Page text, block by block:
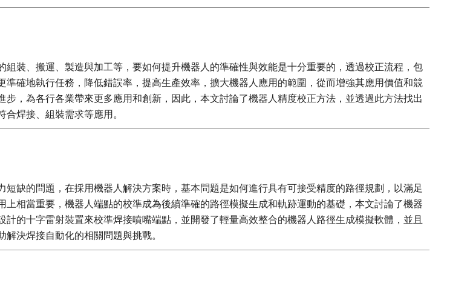
裝、搬運、製造與加工等，要如何提升機器人的準確性與效能是十分重要的，透過校正流程，包
確地執行任務，降低錯誤率，提高生產效率，擴大機器人應用的範圍，從而增強其應用價值和競
，為各行各業帶來更多應用和創新，因此，本文討論了機器人精度校正方法，並透過此方法找出
焊接、組裝需求等應用。
缺的問題，在採用機器人解決方案時，基本問題是如何進行具有可接受精度的路徑規劃，以滿足
相當重要，機器人端點的校準成為後續準確的路徑模擬生成和軌跡運動的基礎，本文討論了機器
的十字雷射裝置來校準焊接噴嘴端點，並開發了輕量高效整合的機器人路徑生成模擬軟體，並且
決焊接自動化的相關問題與挑戰。